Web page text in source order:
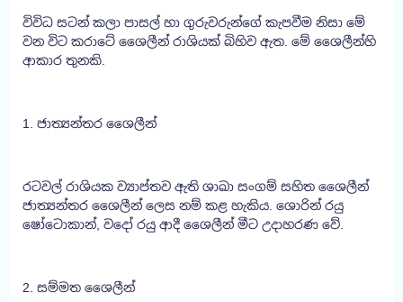
විවිධ සටන් කලා පාසල් හා ගුරුවරුන්ගේ කැපවීම නිසා මේ
වන විට කරාටේ ශෛලීන් රාශියක් බිහිව ඇත. මේ ශෛලීන්හි
ආකාර තුනකි.
1. ජාත්‍යන්තර ශෛලීන්
රටවල් රාශියක ව්‍යාප්තව ඇති ශාඛා සංගම් සහිත ශෛලීන්
ජාත්‍යන්තර ශෛලීන් ලෙස නම් කළ හැකිය. ශොරින් රයු
ෂෝටොකාන්, වදෝ රයු ආදී ශෛලීන් මීට උදාහරණ වේ.
2. සම්මත ශෛලීන්